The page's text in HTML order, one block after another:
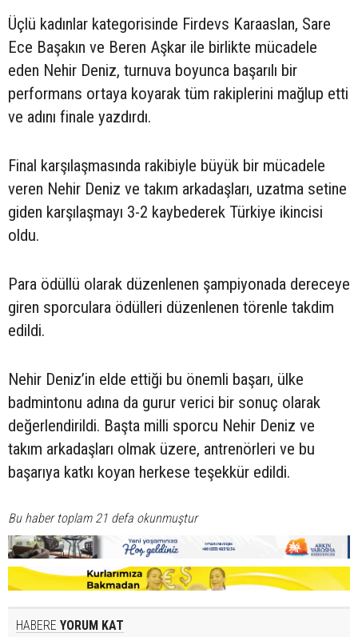
Üçlü kadınlar kategorisinde Firdevs Karaaslan, Sare
Ece Başakın ve Beren Aşkar ile birlikte mücadele
eden Nehir Deniz, turnuva boyunca başarılı bir
performans ortaya koyarak tüm rakiplerini mağlup etti
ve adını finale yazdırdı.
Final karşılaşmasında rakibiyle büyük bir mücadele
veren Nehir Deniz ve takım arkadaşları, uzatma setine
giden karşılaşmayı 3-2 kaybederek Türkiye ikincisi
oldu.
Para ödüllü olarak düzenlenen şampiyonada dereceye
giren sporculara ödülleri düzenlenen törenle takdim
edildi.
Nehir Deniz’in elde ettiği bu önemli başarı, ülke
badmintonu adına da gurur verici bir sonuç olarak
değerlendirildi. Başta milli sporcu Nehir Deniz ve
takım arkadaşları olmak üzere, antrenörleri ve bu
başarıya katkı koyan herkese teşekkür edildi.
Bu haber toplam 21 defa okunmuştur
HABERE YORUM KAT